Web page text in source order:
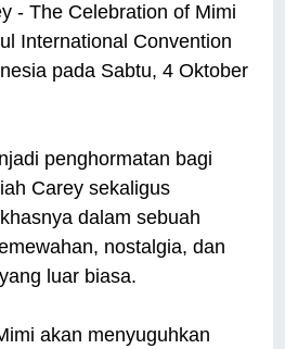
- The Celebration of Mimi
International Convention
pada Sabtu, 4 Oktober
penghormatan bagi
Carey sekaligus
dalam sebuah
nostalgia, dan
luar biasa.
akan menyuguhkan